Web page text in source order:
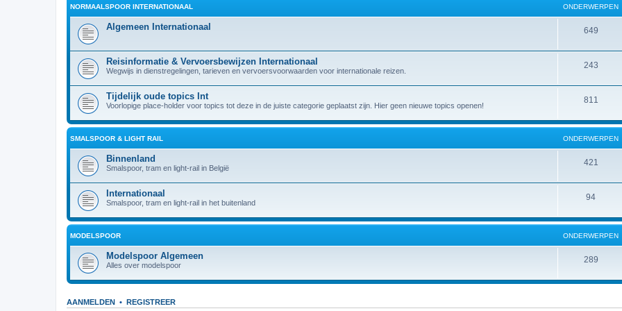
NORMAALSPOOR INTERNATIONAAL ONDERWERPEN
Algemeen Internationaal 649
Reisinformatie & Vervoersbewijzen Internationaal
Wegwijs in dienstregelingen, tarieven en vervoersvoorwaarden voor internationale reizen.
243
Tijdelijk oude topics Int
Voorlopige place-holder voor topics tot deze in de juiste categorie geplaatst zijn. Hier geen nieuwe topics openen!
811
SMALSPOOR & LIGHT RAIL ONDERWERPEN
Binnenland
Smalspoor, tram en light-rail in België
421
Internationaal
Smalspoor, tram en light-rail in het buitenland
94
MODELSPOOR ONDERWERPEN
Modelspoor Algemeen
Alles over modelspoor
289
AANMELDEN • REGISTREER